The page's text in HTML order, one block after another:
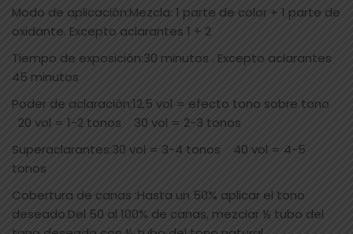
Modo de aplicación:Mezcla: 1 parte de color + 1 parte de
oxidante. Excepto aclarantes 1 + 2
Tiempo de exposición:30 minutos . Excepto aclarantes
45 minutos
Poder de aclaración:12,5 vol = efecto tono sobre tono
20 vol = 1-2 tonos 30 vol = 2-3 tonos
Superaclarantes:30 vol = 3-4 tonos 40 vol = 4-5
tonos
Cobertura de canas :Hasta un 50% aplicar el tono
deseado.Del 50 al 100% de canas, mezclar ½ tubo del